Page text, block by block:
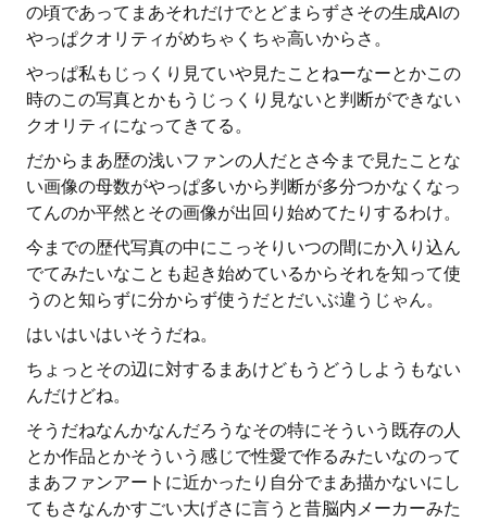
の頃であってまあそれだけでとどまらずさその生成AIの
やっぱクオリティがめちゃくちゃ高いからさ。
やっぱ私もじっくり見ていや見たことねーなーとかこの
時のこの写真とかもうじっくり見ないと判断ができない
クオリティになってきてる。
だからまあ歴の浅いファンの人だとさ今まで見たことな
い画像の母数がやっぱ多いから判断が多分つかなくなっ
てんのか平然とその画像が出回り始めてたりするわけ。
今までの歴代写真の中にこっそりいつの間にか入り込ん
でてみたいなことも起き始めているからそれを知って使
うのと知らずに分からず使うだとだいぶ違うじゃん。
はいはいはいそうだね。
ちょっとその辺に対するまあけどもうどうしようもない
んだけどね。
そうだねなんかなんだろうなその特にそういう既存の人
とか作品とかそういう感じで性愛で作るみたいなのって
まあファンアートに近かったり自分でまあ描かないにし
てもさなんかすごい大げさに言うと昔脳内メーカーみた